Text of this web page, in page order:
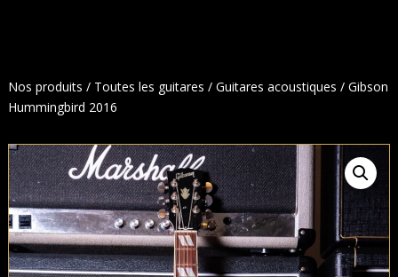
Nos produits / Toutes les guitares / Guitares acoustiques / Gibson
Hummingbird 2016